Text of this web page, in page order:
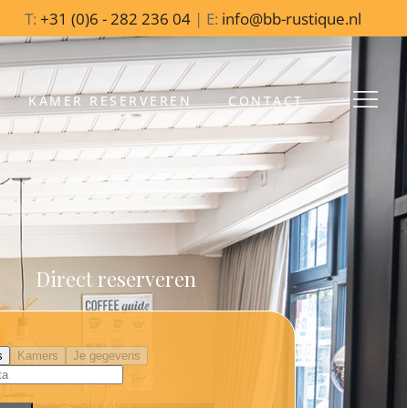
T: +31 (0)6 - 282 236 04 | E: info@bb-rustique.nl
KAMER RESERVEREN CONTACT
Direct reserveren